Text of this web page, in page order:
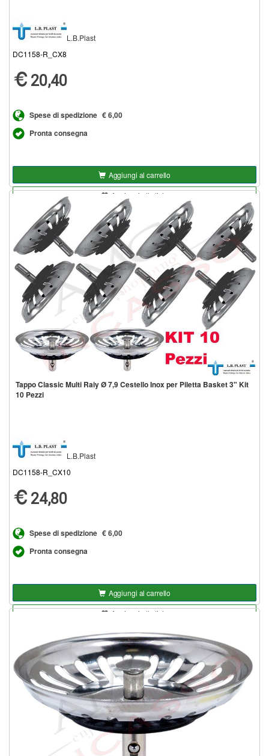
L.B.Plast
DC1158-R_CX8
20,40
Spese di spedizione € 6,00
Pronta consegna
Aggiungi al carrello
Aggiungi alla lista
Tappo Classic Multi Raiy Ø 7,9 Cestello Inox per Piletta Basket 3" Kit
10 Pezzi
L.B.Plast
DC1158-R_CX10
24,80
Spese di spedizione € 6,00
Pronta consegna
Aggiungi al carrello
Aggiungi alla lista